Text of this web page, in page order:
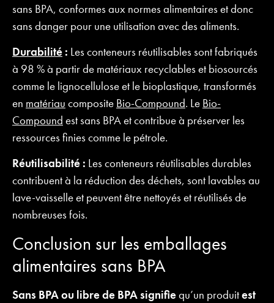
sans BPA, conformes aux normes alimentaires et donc
sans danger pour une utilisation avec des aliments.
Durabilité : Les conteneurs réutilisables sont fabriqués
à 98 % à partir de matériaux recyclables et biosourcés
comme le lignocellulose et le bioplastique, transformés
en matériau composite Bio-Compound. Le Bio-
Compound est sans BPA et contribue à préserver les
ressources finies comme le pétrole.
Réutilisabilité : Les conteneurs réutilisables durables
contribuent à la réduction des déchets, sont lavables au
lave-vaisselle et peuvent être nettoyés et réutilisés de
nombreuses fois.
Conclusion sur les emballages
alimentaires sans BPA
Sans BPA ou libre de BPA signifiequ’un produitest